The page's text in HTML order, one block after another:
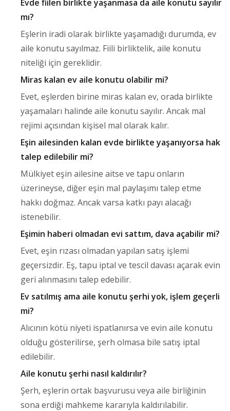
Evde fiilen birlikte yaşanmasa da aile konutu sayılır
mı?
Eşlerin iradi olarak birlikte yaşamadığı durumda, ev
aile konutu sayılmaz. Fiili birliktelik, aile konutu
niteliği için gereklidir.
Miras kalan ev aile konutu olabilir mi?
Evet, eşlerden birine miras kalan ev, orada birlikte
yaşamaları halinde aile konutu sayılır. Ancak mal
rejimi açısından kişisel mal olarak kalır.
Eşin ailesinden kalan evde birlikte yaşanıyorsa hak
talep edilebilir mi?
Mülkiyet eşin ailesine aitse ve tapu onların
üzerineyse, diğer eşin mal paylaşımı talep etme
hakkı doğmaz. Ancak varsa katkı payı alacağı
istenebilir.
Eşimin haberi olmadan evi sattım, dava açabilir mi?
Evet, eşin rızası olmadan yapılan satış işlemi
geçersizdir. Eş, tapu iptal ve tescil davası açarak evin
geri alınmasını talep edebilir.
Ev satılmış ama aile konutu şerhi yok, işlem geçerli
mi?
Alıcının kötü niyeti ispatlanırsa ve evin aile konutu
olduğu gösterilirse, şerh olmasa bile satış iptal
edilebilir.
Aile konutu şerhi nasıl kaldırılır?
Şerh, eşlerin ortak başvurusu veya aile birliğinin
sona erdiği mahkeme kararıyla kaldırılabilir.